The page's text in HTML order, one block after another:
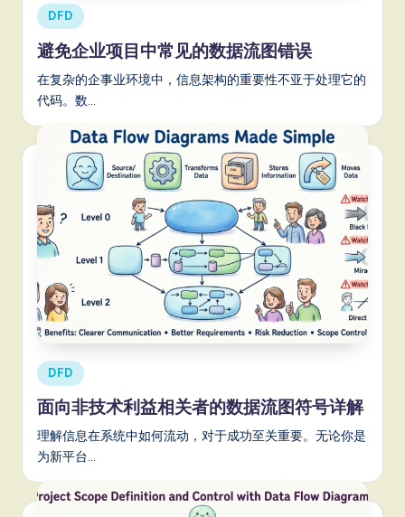
n
Posted
in
DFD
避免企业项目中常见的数据流图错误
在复杂的企事业环境中，信息架构的重要性不亚于处理它的
代码。数…
Posted
in
DFD
面向非技术利益相关者的数据流图符号详解
理解信息在系统中如何流动，对于成功至关重要。无论你是
为新平台…